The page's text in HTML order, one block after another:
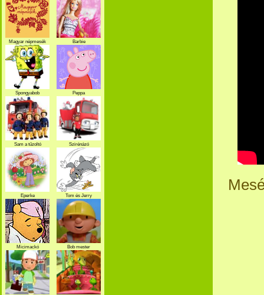
Magyar népmesék Barbie
Spongyabob Peppa
Sam a tűzoltó
Szirénázó
szupercsapat
Eperke Tom és Jerry
Micimackó Bob mester